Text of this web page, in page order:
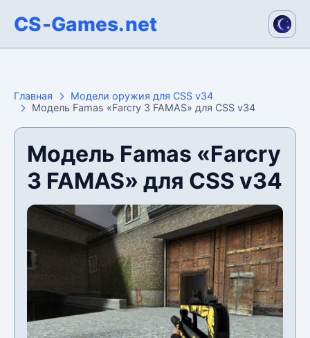
CS-Games.net
Главная
Модели оружия для CSS v34
Модель Famas «Farcry 3 FAMAS» для CSS v34
Модель Famas «Farcry
3 FAMAS» для CSS v34